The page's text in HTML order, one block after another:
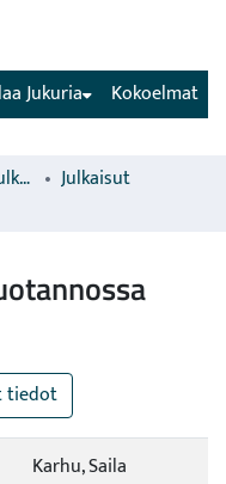
Kokoelmat
Jukuria
Luonnonvarakeskuksen julkaisut
Julkaisut
tiedot
Karhu, Saila